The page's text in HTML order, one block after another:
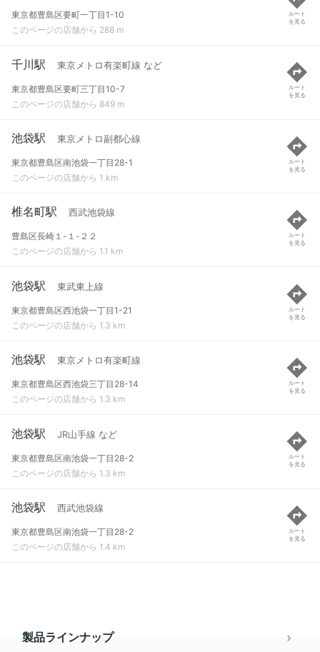
東京都豊島区要町一丁目1-10
このページの店舗から 288 m
ルート
を見る
千川駅 東京メトロ有楽町線 など
東京都豊島区要町三丁目10-7
このページの店舗から 849 m
ルート
を見る
池袋駅 東京メトロ副都心線
東京都豊島区南池袋一丁目28-1
このページの店舗から 1 km
ルート
を見る
椎名町駅 西武池袋線
豊島区長崎１-１-２２
このページの店舗から 1.1 km
ルート
を見る
池袋駅 東武東上線
東京都豊島区西池袋一丁目1-21
このページの店舗から 1.3 km
ルート
を見る
池袋駅 東京メトロ有楽町線
東京都豊島区西池袋三丁目28-14
このページの店舗から 1.3 km
ルート
を見る
池袋駅 JR山手線 など
東京都豊島区南池袋一丁目28-2
このページの店舗から 1.3 km
ルート
を見る
池袋駅 西武池袋線
東京都豊島区南池袋一丁目28-2
このページの店舗から 1.4 km
ルート
を見る
製品ラインナップ